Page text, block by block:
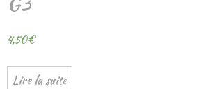
4,50€
Lire la suite